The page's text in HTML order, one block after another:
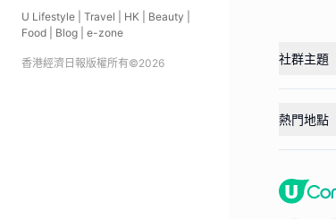
U Lifestyle Travel HK Beauty
Food
Blog e-zone
香港經濟日報版權所有©2026 社群主題
熱門地點